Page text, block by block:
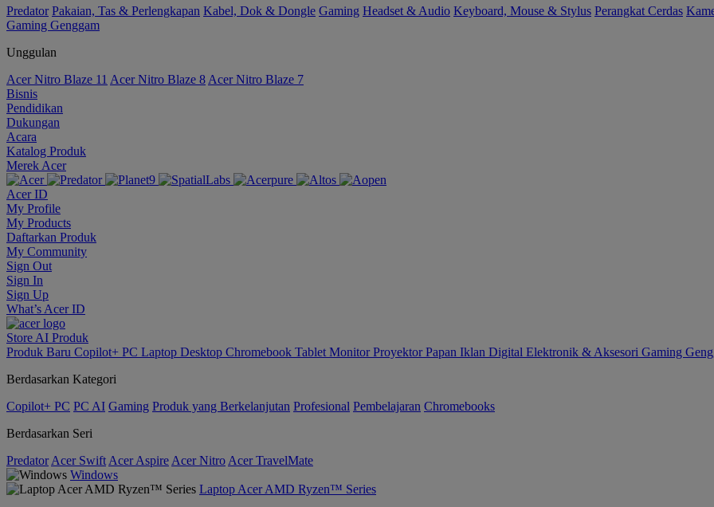
Predator Pakaian, Tas & Perlengkapan Kabel, Dok & Dongle Gaming Headset & Audio Keyboard, Mouse & Stylus Perangkat Cerdas
Gaming Genggam
Unggulan
Acer Nitro Blaze 11 Acer Nitro Blaze 8 Acer Nitro Blaze 7
Bisnis
Pendidikan
Dukungan
Acara
Katalog Produk
Merek Acer
Acer ID
My Profile
My Products
Daftarkan Produk
My Community
Sign Out
Sign In
Sign Up
What’s Acer ID
Store AI Produk
Produk Baru Copilot+ PC Laptop Desktop Chromebook Tablet MonitorProyektorPapan Iklan Digital Elektronik & Aksesori Gaming
Berdasarkan Kategori
Copilot+ PC PC AI Gaming Produk yang Berkelanjutan Profesional Pembelajaran Chromebooks
Berdasarkan Seri
Predator Acer Swift Acer Aspire Acer Nitro Acer TravelMate
Windows
Laptop Acer AMD Ryzen™ Series